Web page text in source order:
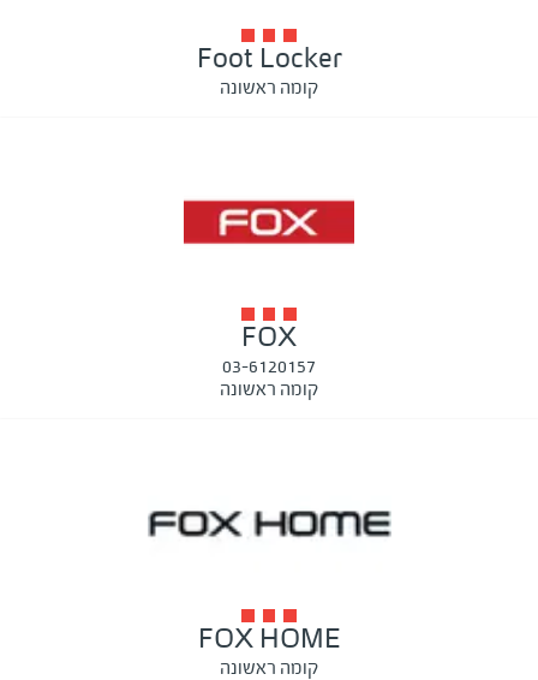
Foot Locker
קומה ראשונה
FOX
03-6120157
קומה ראשונה
FOX HOME
קומה ראשונה